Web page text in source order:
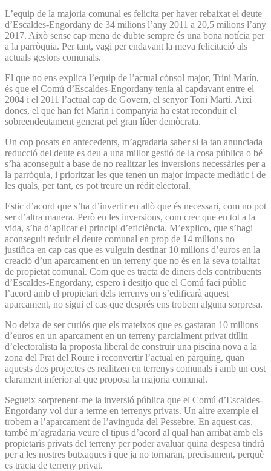
L’equip de la majoria comunal es felicita per haver rebaixat el deute
d’Escaldes-Engordany de 34 milions l’any 2011 a 20,5 milions l’any
2017. Això sense cap mena de dubte sempre és una bona notícia per
a la parròquia. Per tant, vagi per endavant la meva felicitació als
actuals gestors comunals.
El que no ens explica l’equip de l’actual cònsol major, Trini Marín,
és que el Comú d’Escaldes-Engordany tenia al capdavant entre el
2004 i el 2011 l’actual cap de Govern, el senyor Toni Martí. Així
doncs, el que han fet Marín i companyia ha estat reconduir el
sobreendeutament generat pel gran líder demòcrata.
Un cop posats en antecedents, m’agradaria saber si la tan anunciada
reducció del deute es deu a una millor gestió de la cosa pública o bé
s’ha aconseguit a base de no realitzar les inversions necessàries per a
la parròquia, i prioritzar les que tenen un major impacte mediàtic i de
les quals, per tant, es pot treure un rèdit electoral.
Estic d’acord que s’ha d’invertir en allò que és necessari, com no pot
ser d’altra manera. Però en les inversions, com crec que en tot a la
vida, s’ha d’aplicar el principi d’eficiència. M’explico, que s’hagi
aconseguit reduir el deute comunal en prop de 14 milions no
justifica en cap cas que es vulguin destinar 10 milions d’euros en la
creació d’un aparcament en un terreny que no és en la seva totalitat
de propietat comunal. Com que es tracta de diners dels contribuents
d’Escaldes-Engordany, espero i desitjo que el Comú faci públic
l’acord amb el propietari dels terrenys on s’edificarà aquest
aparcament, no sigui el cas que després ens trobem alguna sorpresa.
No deixa de ser curiós que els mateixos que es gastaran 10 milions
d’euros en un aparcament en un terreny parcialment privat titllin
d’electoralista la proposta liberal de construir una piscina nova a la
zona del Prat del Roure i reconvertir l’actual en pàrquing, quan
aquests dos projectes es realitzen en terrenys comunals i amb un cost
clarament inferior al que proposa la majoria comunal.
Segueix sorprenent-me la inversió pública que el Comú d’Escaldes-
Engordany vol dur a terme en terrenys privats. Un altre exemple el
trobem a l’aparcament de l’avinguda del Pessebre. En aquest cas,
també m’agradaria veure el tipus d’acord al qual han arribat amb els
propietaris privats del terreny per poder avaluar quina despesa tindrà
per a les nostres butxaques i que ja no tornaran, precisament, perquè
es tracta de terreny privat.